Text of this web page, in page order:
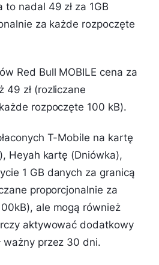
nadal 49 zł za 1GB
za każde rozpoczęte
Red Bull MOBILE cena za
49 zł (rozliczane
rozpoczęte 100 kB).
T-Mobile na kartę
Heyah kartę (Dniówka),
1 GB danych za granicą
proporcjonalnie za
ale mogą również
aktywować dodatkowy
ważny przez 30 dni.